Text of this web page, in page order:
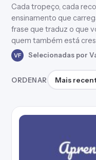
Cada tropeço, cada
ensinamento que
frase que traduz o que
quem também está
VF Selecionadas por
ORDENAR Ordenar